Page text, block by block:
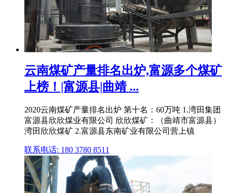
云南煤矿产量排名出炉,富源多个煤矿
上榜！|富源县|曲靖 ...
2020云南煤矿产量排名出炉 第十名：60万吨 1.湾田集团
富源县欣欣煤业有限公司 欣欣煤矿：（曲靖市富源县）
湾田欣欣煤矿 2.富源县东南矿业有限公司营上镇
联系电话: 180 3780 8511